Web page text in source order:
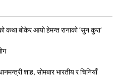
कथा बोकेर आयो हेमन्त रानाको ‘सुन कुरा’
शाह, सोमबार भारतीय र चिनियाँ